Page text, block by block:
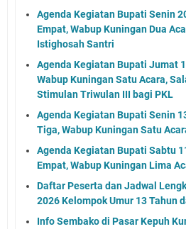
Agenda Kegiatan Bupati Senin
Empat, Wabup Kuningan Dua
Istighosah Santri
Agenda Kegiatan Bupati Jumat
Wabup Kuningan Satu Acara,
Stimulan Triwulan III bagi PKL
Agenda Kegiatan Bupati Senin
Tiga, Wabup Kuningan Satu
Agenda Kegiatan Bupati Sabtu
Empat, Wabup Kuningan Lima
Daftar Peserta dan Jadwal
2026 Kelompok Umur 13 Tahun
Info Sembako di Pasar Kepuh